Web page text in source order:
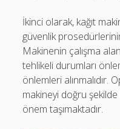
İkinci olarak, kağıt
güvenlik
Makinenin çalışma
tehlikeli durumları
önlemleri alınmalıdır.
makineyi doğru
önem taşımaktadır.